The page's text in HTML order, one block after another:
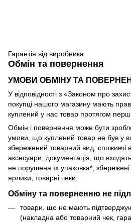
Гарантія від виробника
Обмін та повернення
УМОВИ ОБМІНУ ТА
У відповідності з «Законом про
покупці нашого магазину мають
куплений у нас товар протягом
Обмін і повернення може бути
умови, що куплений товар не був у
збережений товарний вид, споживчі
аксесуари, документація, що
не порушена їх упаковка*,
ярлики, товарні чеки.
Обміну та поверненню не
товари, що не мають
(накладна або товарний чек,